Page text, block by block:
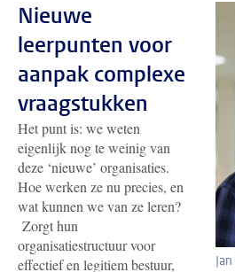
Nieuwe
leerpunten voor
aanpak complexe
vraagstukken
Het punt is: we weten
eigenlijk nog te weinig van
deze ‘nieuwe’ organisaties.
Hoe werken ze nu precies, en
wat kunnen we van ze leren?
Zorgt hun
organisatiestructuur voor
effectief en legitiem bestuur,